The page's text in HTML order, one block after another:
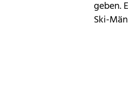
geben.
Ski-